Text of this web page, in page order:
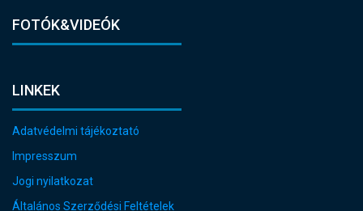
FOTÓK&VIDEÓK
LINKEK
Adatvédelmi tájékoztató
Impresszum
Jogi nyilatkozat
Általános Szerződési Feltételek